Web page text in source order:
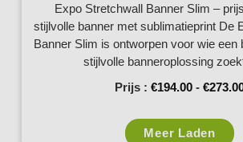
Expo Stretchwall Banner Slim –
stijlvolle banner met sublimatieprint De
Banner Slim is ontworpen voor wie een
stijlvolle banneroplossing
Prijs : €194.00 - €
Meer Laden